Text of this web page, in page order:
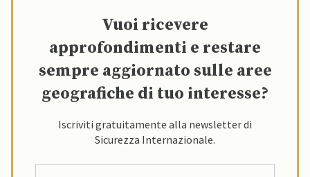
Vuoi ricevere
approfondimenti e restare
sempre aggiornato sulle aree
geografiche di tuo interesse?
Iscriviti gratuitamente alla newsletter di
Sicurezza Internazionale.